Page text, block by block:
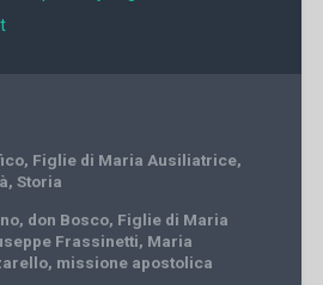
, Figlie di Maria Ausiliatrice,
, Storia
, don Bosco, Figlie di Maria
Frassinetti, Maria
, missione apostolica